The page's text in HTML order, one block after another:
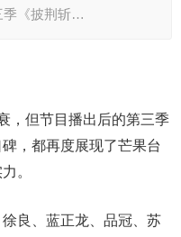
季《披荆斩…
，但节目播出后的第三季
，都再度展现了芒果台
。
良、蓝正龙、品冠、苏